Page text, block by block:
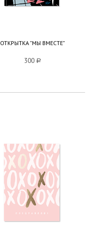
ОТКРЫТКА "МЫ ВМЕСТЕ"
300 a